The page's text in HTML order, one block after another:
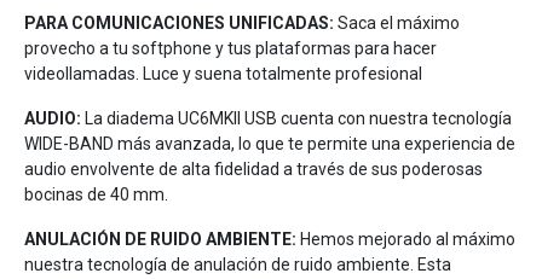
PARA COMUNICACIONES UNIFICADAS: Saca el máximo
provecho a tu softphone y tus plataformas para hacer
videollamadas. Luce y suena totalmente profesional
AUDIO: La diadema UC6MKII USB cuenta con nuestra tecnología
WIDE-BAND más avanzada, lo que te permite una experiencia de
audio envolvente de alta fidelidad a través de sus poderosas
bocinas de 40 mm.
ANULACIÓN DE RUIDO AMBIENTE: Hemos mejorado al máximo
nuestra tecnología de anulación de ruido ambiente. Esta